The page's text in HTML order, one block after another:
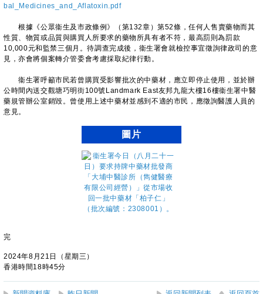
bal_Medicines_and_Aflatoxin.pdf
根據《公眾衞生及市政條例》（第132章）第52條，任何人售賣藥物而其
性質、物質或品質與購買人所要求的藥物所具有者不符，最高罰則為罰款
10,000元和監禁三個月。待調查完成後，衞生署會就檢控事宜徵詢律政司的意
見，亦會將個案轉介管委會考慮採取紀律行動。
衞生署呼籲市民若曾購買受影響批次的中藥材，應立即停止使用，並於辦
公時間內送交觀塘巧明街100號Landmark East友邦九龍大樓16樓衞生署中醫
藥規管辦公室銷毀。曾使用上述中藥材並感到不適的市民，應徵詢醫護人員的
意見。
圖片
完
2024年8月21日（星期三）
香港時間18時45分